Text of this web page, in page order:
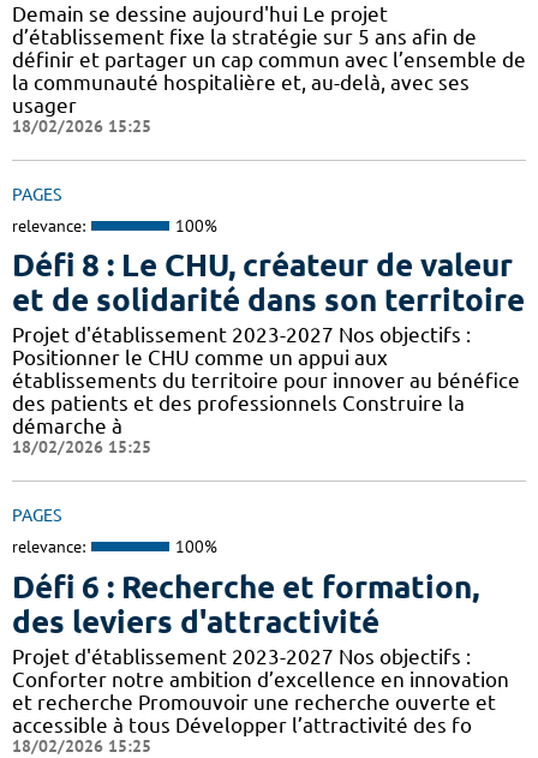
Demain se dessine aujourd'hui Le projet
d’établissement fixe la stratégie sur 5 ans afin de
définir et partager un cap commun avec l’ensemble de
la communauté hospitalière et, au-delà, avec ses
usager
18/02/2026 15:25
PAGES
relevance: 100%
Défi 8 : Le CHU, créateur de valeur
et de solidarité dans son territoire
Projet d'établissement 2023-2027 Nos objectifs :
Positionner le CHU comme un appui aux
établissements du territoire pour innover au bénéfice
des patients et des professionnels Construire la
démarche à
18/02/2026 15:25
PAGES
relevance: 100%
Défi 6 : Recherche et formation,
des leviers d'attractivité
Projet d'établissement 2023-2027 Nos objectifs :
Conforter notre ambition d’excellence en innovation
et recherche Promouvoir une recherche ouverte et
accessible à tous Développer l’attractivité des fo
18/02/2026 15:25